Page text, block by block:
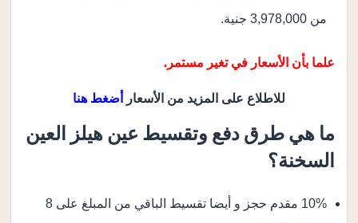
من 3,978,000 جنية.
علما بأن الأسعار في تغير مستمر.
للاطلاع على المزيد من الأسعارأضغط هنا
ما هي طرق دفع وتقسيط عين هيلز العين
السخنة؟
10% مقدم حجز و أيضا تقسيط الباقي من المبلغ على 8